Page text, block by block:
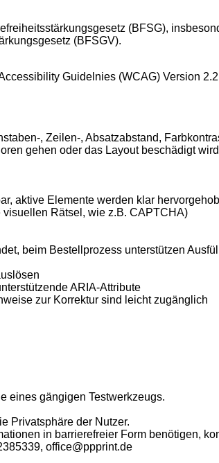
(BFSG),
(BFSGV).
Guidelnies (WCAG) Version
, Zeilen-, Absatzabstand,
gehen oder das Layout beschädigt wird
aktive Elemente werden klar
Rätsel, wie z.B. CAPTCHA)
beim Bestellprozess unterstützen
ARIA-Attribute
zur Korrektur sind leicht zugänglich
eines gängigen Testwerkzeugs.
Privatsphäre der Nutzer.
in barrierefreier Form benötigen,
office@ppprint.de